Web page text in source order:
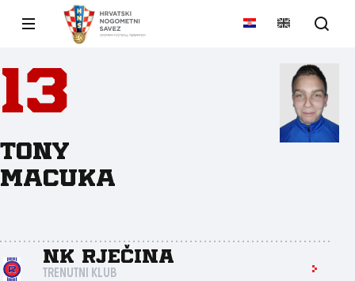
13
Tony
Macuka
NK Rječina
TRENUTNI KLUB